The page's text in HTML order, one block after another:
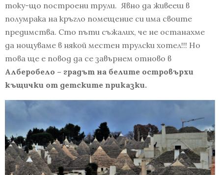
току-що построени трули. Явно да живееш в
полумрака на кръгло помещение си има своите
предимства. Сто пъти съжалих, че не останахме
да нощуваме в някой местен трулски хотел!!! Но
това ще е повод да се завърнем отново в
Алберобело – градът на белите островърхи
къщички от детските приказки.